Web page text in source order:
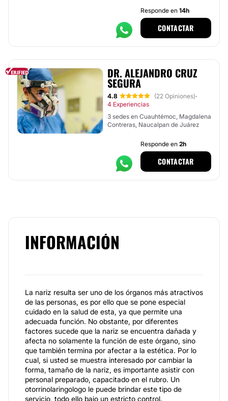
Responde en 14h
CONTACTAR
DR. ALEJANDRO CRUZ
SEGURA
4.8 (22 Opiniones)·
4 Experiencias
3 sedes en Cuauhtémoc, Magdalena
Contreras, Naucalpan de Juárez
Responde en 2h
CONTACTAR
INFORMACIÓN
La nariz resulta ser uno de los órganos más atractivos
de las personas, es por ello que se pone especial
cuidado en la salud de esta, ya que permite una
adecuada función. No obstante, por diferentes
factores sucede que la nariz se encuentra dañada y
afecta no solamente la función de este órgano, sino
que también termina por afectar a la estética. Por lo
cual, si usted se muestra interesado por cambiar la
forma, tamaño de la nariz, es importante asistir con
personal preparado, capacitado en el rubro. Un
otorrinolaringologo le puede brindar este tipo de
servicio, todo ello bajo un estricto control.